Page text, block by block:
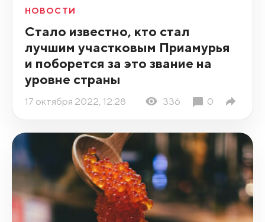
НОВОСТИ
Стало известно, кто стал
лучшим участковым Приамурья
и поборется за это звание на
уровне страны
17 октября 2022, 12:28 336 0